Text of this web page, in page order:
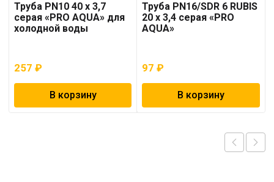
Труба PN10 40 x 3,7
серая «PRO AQUA» для
холодной воды
257 ₽
В корзину
Труба PN16/SDR 6 RUBIS
20 x 3,4 серая «PRO
AQUA»
97₽
В корзину